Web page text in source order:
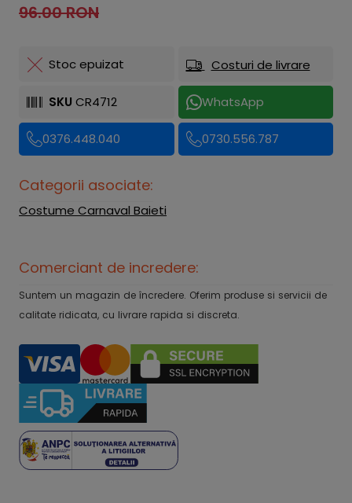
96.00 RON
Stoc epuizat Costuri de livrare
SKU CR4712 WhatsApp
0376.448.040 0730.556.787
Categorii asociate:
Costume Carnaval Baieti
Comerciant de incredere:
Suntem un magazin de încredere. Oferim produse si servicii de
calitate ridicata, cu livrare rapida si discreta.